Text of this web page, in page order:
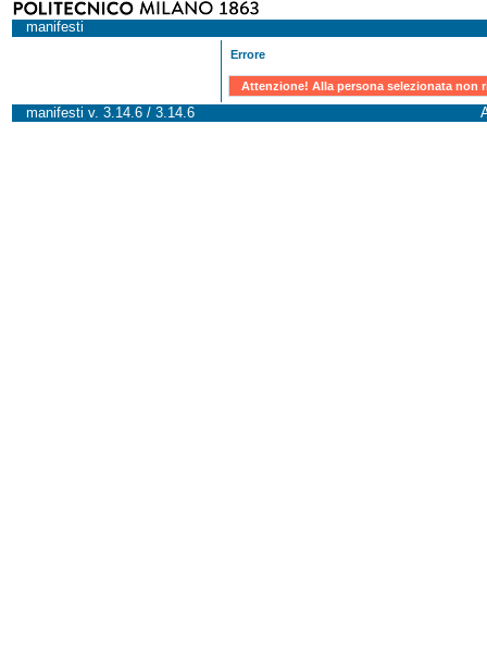
manifesti
Errore
Attenzione! Alla persona selezionata non
manifesti v. 3.14.6 / 3.14.6